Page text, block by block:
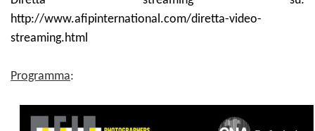
http://www.afipinternational.com/diretta-video-
streaming.html
Programma: